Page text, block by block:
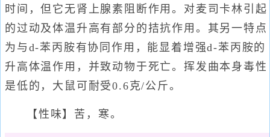
时间，但它无肾上腺素阻断作用。对麦司卡林引起
的过动及体温升高有部分的拮抗作用。其另一特点
为与d-苯丙胺有协同作用，能显着增强d-苯丙胺的
升高体温作用，并致动物于死亡。挥发曲本身毒性
是低的，大鼠可耐受0.6克/公斤。
【性味】苦，寒。